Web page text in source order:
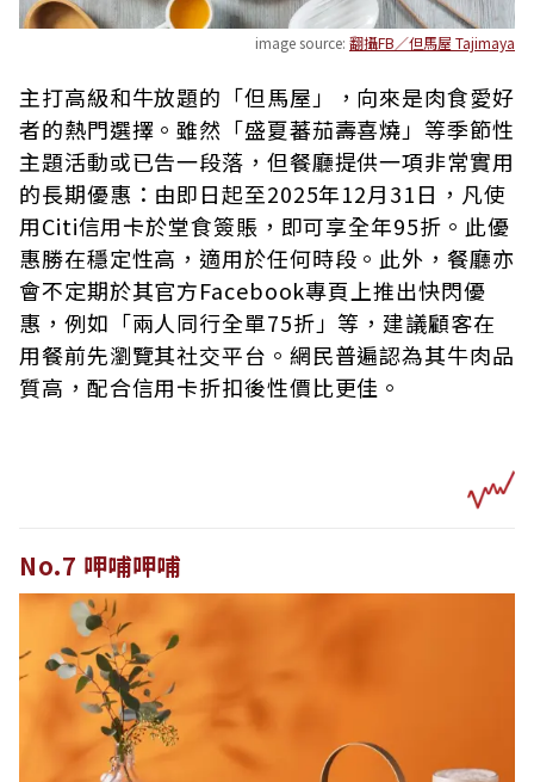
image source: 翻攝FB／但馬屋 Tajimaya
主打高級和牛放題的「但馬屋」，向來是肉食愛好
者的熱門選擇。雖然「盛夏蕃茄壽喜燒」等季節性
主題活動或已告一段落，但餐廳提供一項非常實用
的長期優惠：由即日起至2025年12月31日，凡使
用Citi信用卡於堂食簽賬，即可享全年95折。此優
惠勝在穩定性高，適用於任何時段。此外，餐廳亦
會不定期於其官方Facebook專頁上推出快閃優
惠，例如「兩人同行全單75折」等，建議顧客在
用餐前先瀏覽其社交平台。網民普遍認為其牛肉品
質高，配合信用卡折扣後性價比更佳。
No.7 呷哺呷哺